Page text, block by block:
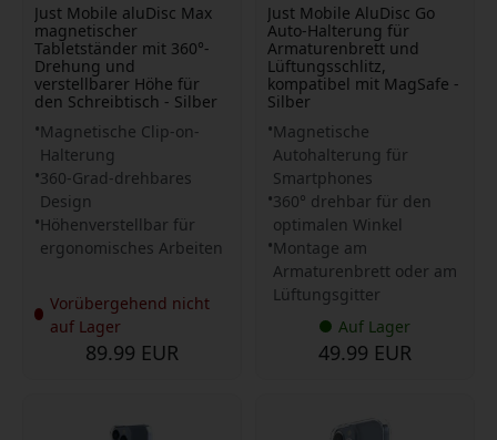
Just Mobile aluDisc Max
magnetischer
Tabletständer mit 360°-
Drehung und
verstellbarer Höhe für
den Schreibtisch - Silber
Magnetische Clip-on-
Halterung
360-Grad-drehbares
Design
Höhenverstellbar für
ergonomisches Arbeiten
Vorübergehend nicht
auf Lager
89.99 EUR
Just Mobile AluDisc Go
Auto-Halterung für
Armaturenbrett und
Lüftungsschlitz,
kompatibel mit MagSafe -
Silber
Magnetische
Autohalterung für
Smartphones
360° drehbar für den
optimalen Winkel
Montage am
Armaturenbrett oder am
Lüftungsgitter
Auf Lager
49.99 EUR